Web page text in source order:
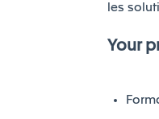
les
Your